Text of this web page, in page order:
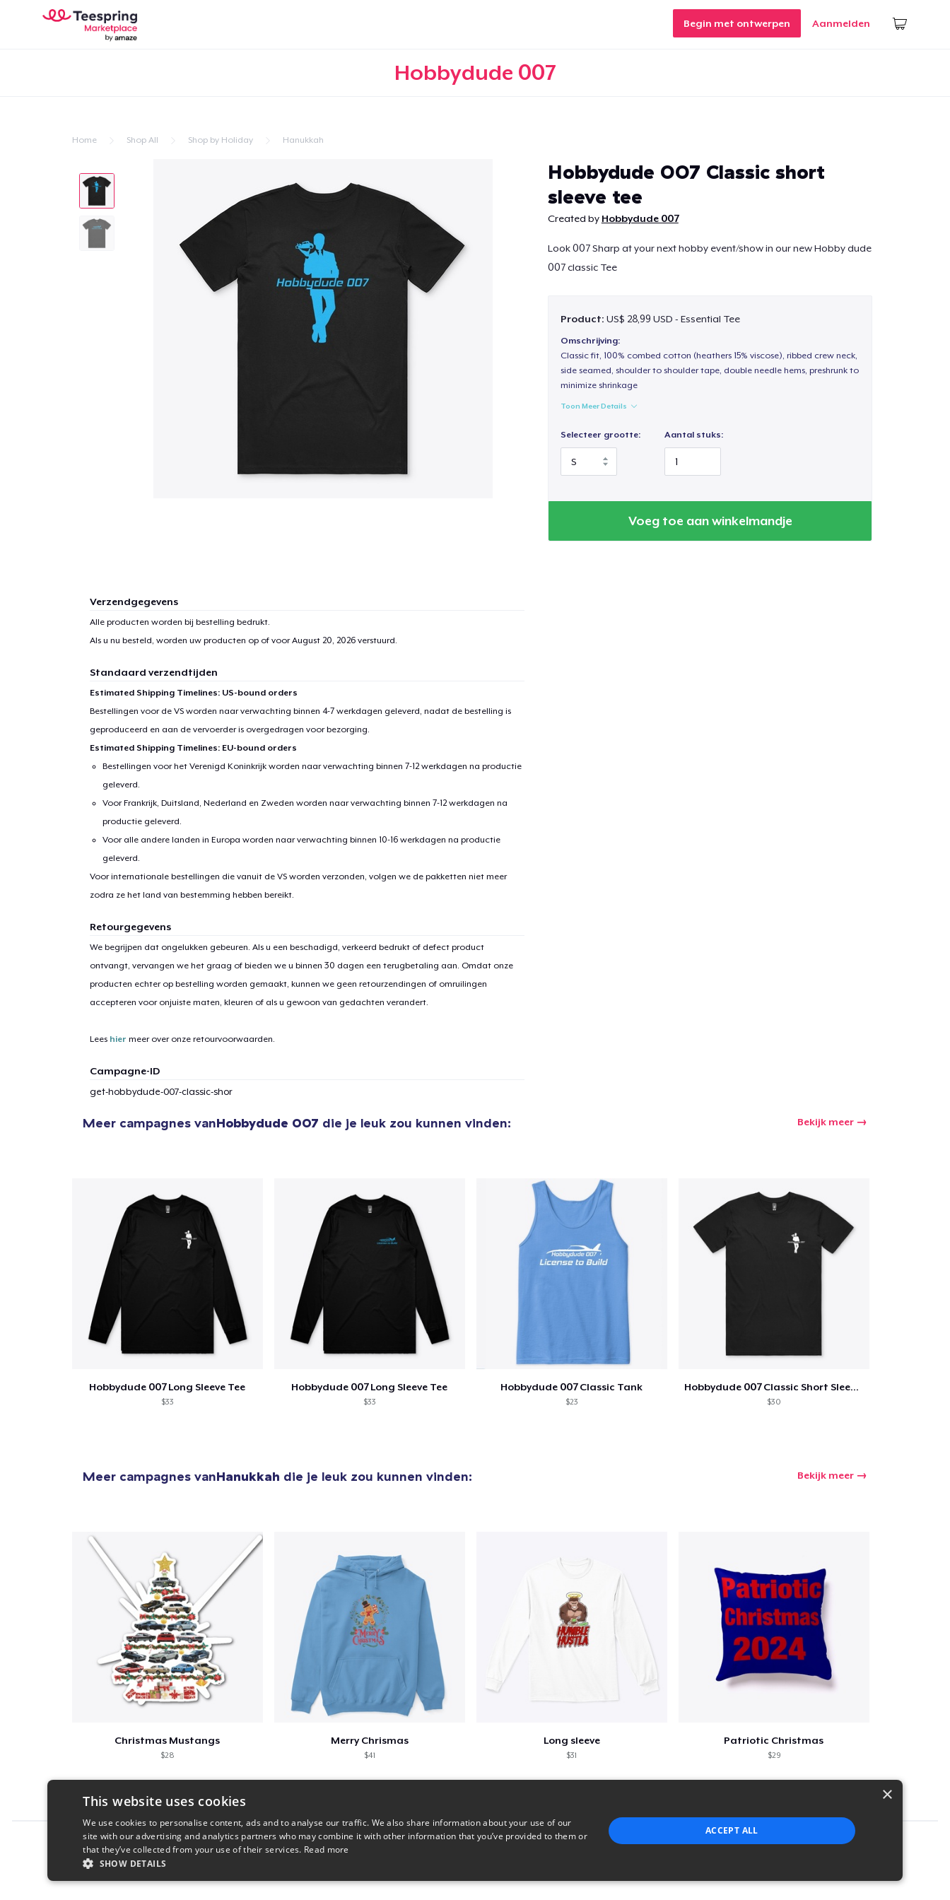
Begin met ontwerpen Aanmelden
Hobbydude 007
Home Shop All Shop by Holiday Hanukkah
Hobbydude 007 Classic short
sleeve tee
Created by Hobbydude 007
Look 007 Sharp at your next hobby event/show in our new Hobby dude
007 classic Tee
Product: US$ 28,99 USD - Essential Tee
Omschrijving:
Classic fit, 100% combed cotton (heathers 15% viscose), ribbed crew neck,
side seamed, shoulder to shoulder tape, double needle hems, preshrunk to
minimize shrinkage
Toon Meer Details
Selecteer grootte: Aantal stuks:
Voeg toe aan winkelmandje
Verzendgegevens
Alle producten worden bij bestelling bedrukt.
Als u nu besteld, worden uw producten op of voorAugust 20, 2026verstuurd.
Standaard verzendtijden
Estimated Shipping Timelines: US-bound orders
Bestellingen voor de VS worden naar verwachting binnen 4-7 werkdagen geleverd, nadat de bestelling is
geproduceerd en aan de vervoerder is overgedragen voor bezorging.
Estimated Shipping Timelines: EU-bound orders
Bestellingen voor het Verenigd Koninkrijk worden naar verwachting binnen 7-12 werkdagen na productie
geleverd.
Voor Frankrijk, Duitsland, Nederland en Zweden worden naar verwachting binnen 7-12 werkdagen na
productie geleverd.
Voor alle andere landen in Europa worden naar verwachting binnen 10-16 werkdagen na productie
geleverd.
Voor internationale bestellingen die vanuit de VS worden verzonden, volgen we de pakketten niet meer
zodra ze het land van bestemming hebben bereikt.
Retourgegevens
We begrijpen dat ongelukken gebeuren. Als u een beschadigd, verkeerd bedrukt of defect product
ontvangt, vervangen we het graag of bieden we u binnen 30 dagen een terugbetaling aan. Omdat onze
producten echter op bestelling worden gemaakt, kunnen we geen retourzendingen of omruilingen
accepteren voor onjuiste maten, kleuren of als u gewoon van gedachten verandert.
Lees hier meer over onze retourvoorwaarden.
Campagne-ID
get-hobbydude-007-classic-shor
Meer campagnes vanHobbydude 007 die je leuk zou kunnen vinden: Bekijk meer
Hobbydude 007 Long Sleeve Tee
$33
Hobbydude 007 Long Sleeve Tee
$33
Hobbydude 007 Classic Tank
$23
Hobbydude 007 Classic Short Sleeve Tee
$30
Meer campagnes vanHanukkah die je leuk zou kunnen vinden: Bekijk meer
Christmas Mustangs
$28
Merry Chrismas
$41
Long sleeve
$31
Patriotic Christmas
$29
Report this product
1item aan winkelwagen toegevoegd
×
This website uses cookies
We use cookies to personalise content, ads and to analyse our traffic. We also share information about your use of our
site with our advertising and analytics partners who may combine it with other information that you’ve provided to them or
that they’ve collected from your use of their services. Read more
SHOW DETAILS
ACCEPT ALL